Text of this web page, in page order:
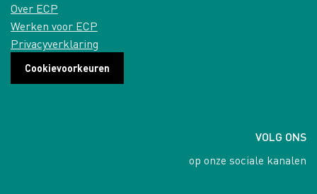
Over ECP
Werken voor ECP
Privacyverklaring
Cookievoorkeuren
VOLG ONS
op onze sociale kanalen